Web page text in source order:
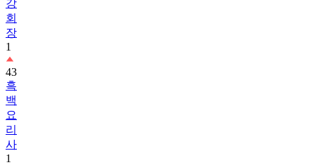
강
회
장
1
43
흑
백
요
리
사
1